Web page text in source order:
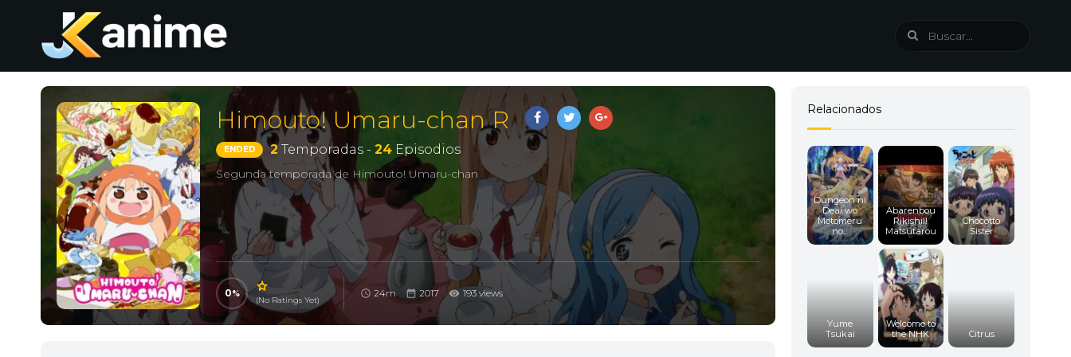
Himouto! Umaru-chan R
ENDED 2Temporadas - 24Episodios
Segunda temporada de Himouto! Umaru-chan
0
(No Ratings Yet)
24m 2017 193 views
Relacionados
Dungeon ni
Deai wo
Motomeru
no...
Abarenbou
Rikishi!!
Matsutarou
Chocotto
Sister
Yume
Tsukai
Welcome to
the NHK
Citrus